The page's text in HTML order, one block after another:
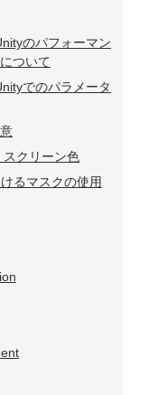
のパフォーマン
ついて
でのパラメータ
スクリーン色
るマスクの使用